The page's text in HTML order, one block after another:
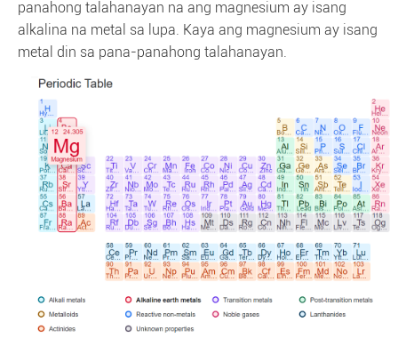
panahong talahanayan na ang magnesium ay isang
alkalina na metal sa lupa. Kaya ang magnesium ay isang
metal din sa pana-panahong talahanayan.